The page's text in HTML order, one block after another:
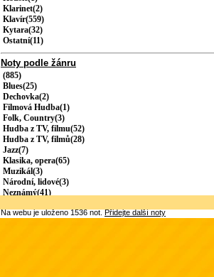
Klarinet(2)
Klavír(559)
Kytara(32)
Ostatní(11)
Noty podle žánru
(885)
Blues(25)
Dechovka(2)
Filmová Hudba(1)
Folk, Country(3)
Hudba z TV, filmu(52)
Hudba z TV, filmů(28)
Jazz(7)
Klasika, opera(65)
Muzikál(3)
Národní, lidové(3)
Neznámý(41)
Na webu je uloženo 1536 not.Přidejte další noty